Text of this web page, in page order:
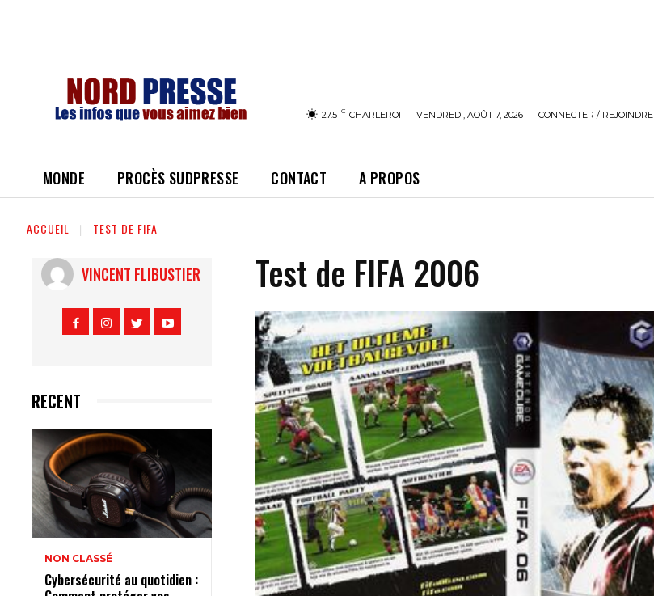
27.5 C CHARLEROI VENDREDI, AOÛT 7, 2026 CONNECTER / REJOINDRE
MONDE PROCÈS SUDPRESSE CONTACT A PROPOS
ACCUEIL TEST DE FIFA
VINCENT FLIBUSTIER
RECENT
NON CLASSÉ
Cybersécurité au quotidien :
Test de FIFA 2006